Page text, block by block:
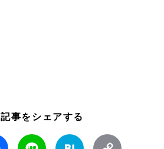
事をシェアする